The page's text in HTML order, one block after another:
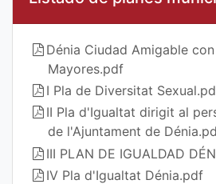
Dénia Ciudad Amigable
Mayores.pdf
I Pla de Diversitat
II Pla d'Igualtat dirigit al
de l'Ajuntament de
III PLAN DE IGUALDAD
IV Pla d'Igualtat Dénia.pdf